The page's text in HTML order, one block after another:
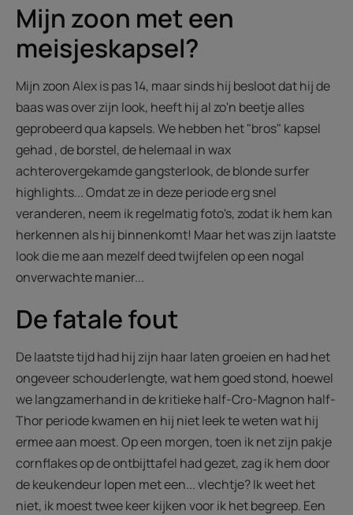
Mijn zoon met een
meisjeskapsel?
Mijn zoon Alex is pas 14, maar sinds hij besloot dat hij de
baas was over zijn look, heeft hij al zo'n beetje alles
geprobeerd qua kapsels. We hebben het "bros" kapsel
gehad , de borstel, de helemaal in wax
achterovergekamde gangsterlook, de blonde surfer
highlights... Omdat ze in deze periode erg snel
veranderen, neem ik regelmatig foto's, zodat ik hem kan
herkennen als hij binnenkomt! Maar het was zijn laatste
look die me aan mezelf deed twijfelen op een nogal
onverwachte manier...
De fatale fout
De laatste tijd had hij zijn haar laten groeien en had het
ongeveer schouderlengte, wat hem goed stond, hoewel
we langzamerhand in de kritieke half-Cro-Magnon half-
Thor periode kwamen en hij niet leek te weten wat hij
ermee aan moest. Op een morgen, toen ik net zijn pakje
cornflakes op de ontbijttafel had gezet, zag ik hem door
de keukendeur lopen met een... vlechtje? Ik weet het
niet, ik moest twee keer kijken voor ik het begreep. Een